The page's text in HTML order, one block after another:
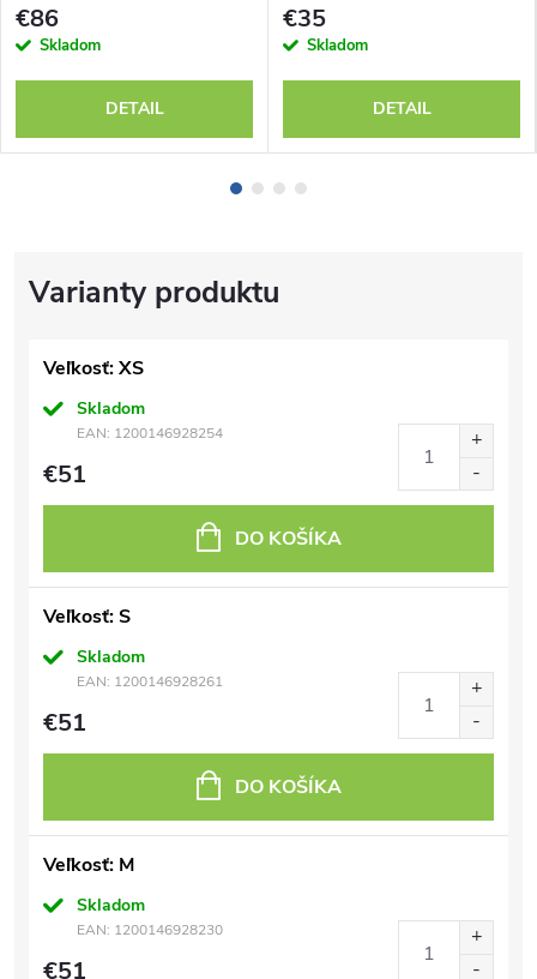
Veľkosť: XS
Skladom
EAN: 1200146928254
€51
DO KOŠÍKA
Veľkosť: S
Skladom
EAN: 1200146928261
€51
DO KOŠÍKA
Veľkosť: M
Skladom
EAN: 1200146928230
€51
€86
Skladom
DETAIL
€35
Skladom
DETAIL